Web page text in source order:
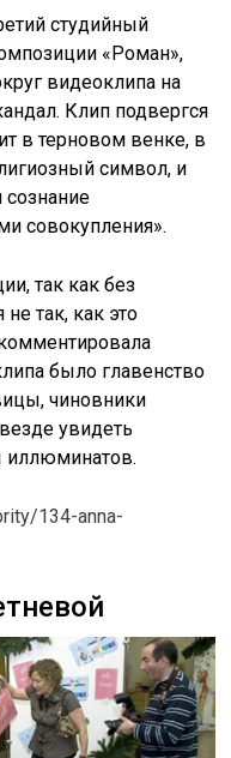
студийный
«Роман»,
видеоклипа на
Клип подвергся
в терновом венке, в
символ, и
совокупления».
так как без
так, как это
было главенство
чиновники
увидеть
иллюминатов.
134-anna-